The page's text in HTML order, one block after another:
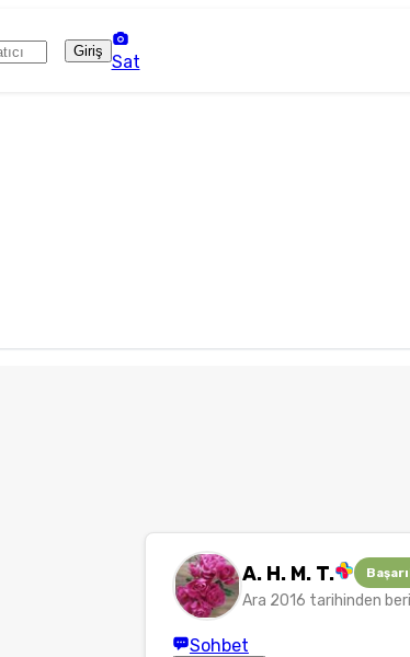
Giriş
Sat
A. H. M. T.
Ara 2016 tarihinden
Sohbet